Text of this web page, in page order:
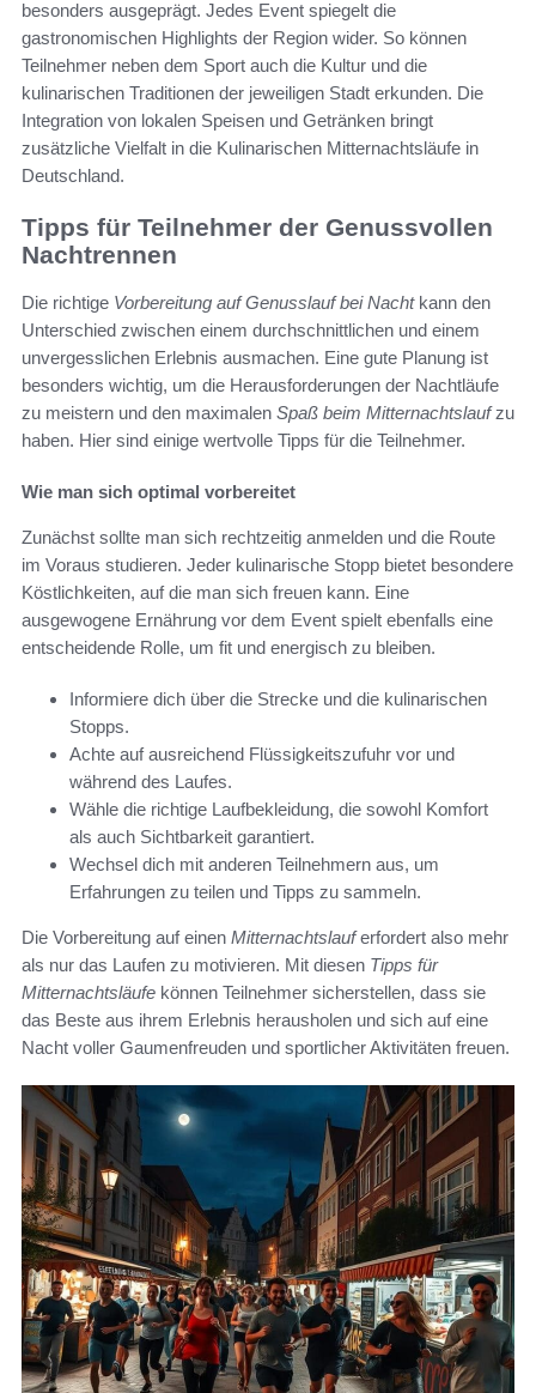
besonders ausgeprägt. Jedes Event spiegelt die
gastronomischen Highlights der Region wider. So können
Teilnehmer neben dem Sport auch die Kultur und die
kulinarischen Traditionen der jeweiligen Stadt erkunden. Die
Integration von lokalen Speisen und Getränken bringt
zusätzliche Vielfalt in die Kulinarischen Mitternachtsläufe in
Deutschland.
Tipps für Teilnehmer der Genussvollen
Nachtrennen
Die richtige Vorbereitung auf Genusslauf bei Nachtkann den
Unterschied zwischen einem durchschnittlichen und einem
unvergesslichen Erlebnis ausmachen. Eine gute Planung ist
besonders wichtig, um die Herausforderungen der Nachtläufe
zu meistern und den maximalen Spaß beim Mitternachtslaufzu
haben. Hier sind einige wertvolle Tipps für die Teilnehmer.
Wie man sich optimal vorbereitet
Zunächst sollte man sich rechtzeitig anmelden und die Route
im Voraus studieren. Jeder kulinarische Stopp bietet besondere
Köstlichkeiten, auf die man sich freuen kann. Eine
ausgewogene Ernährung vor dem Event spielt ebenfalls eine
entscheidende Rolle, um fit und energisch zu bleiben.
Informiere dich über die Strecke und die kulinarischen
Stopps.
Achte auf ausreichend Flüssigkeitszufuhr vor und
während des Laufes.
Wähle die richtige Laufbekleidung, die sowohl Komfort
als auch Sichtbarkeit garantiert.
Wechsel dich mit anderen Teilnehmern aus, um
Erfahrungen zu teilen und Tipps zu sammeln.
Die Vorbereitung auf einen Mitternachtslauferfordert also mehr
als nur das Laufen zu motivieren. Mit diesen Tipps für
Mitternachtsläufe können Teilnehmer sicherstellen, dass sie
das Beste aus ihrem Erlebnis herausholen und sich auf eine
Nacht voller Gaumenfreuden und sportlicher Aktivitäten freuen.